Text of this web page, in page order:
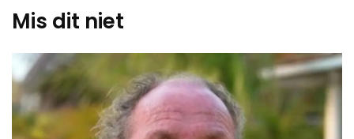
Mis dit niet